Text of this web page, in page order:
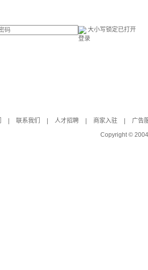
大小写锁定已打开
登录
联系我们 人才招聘 商家入驻 广告
Copyright ©